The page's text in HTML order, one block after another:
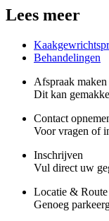
Lees meer
Behandelingen
Afspraak maken
Dit kan
Contact
Voor vragen of
Inschrijven
Vul direct uw
Locatie & Route
Genoeg